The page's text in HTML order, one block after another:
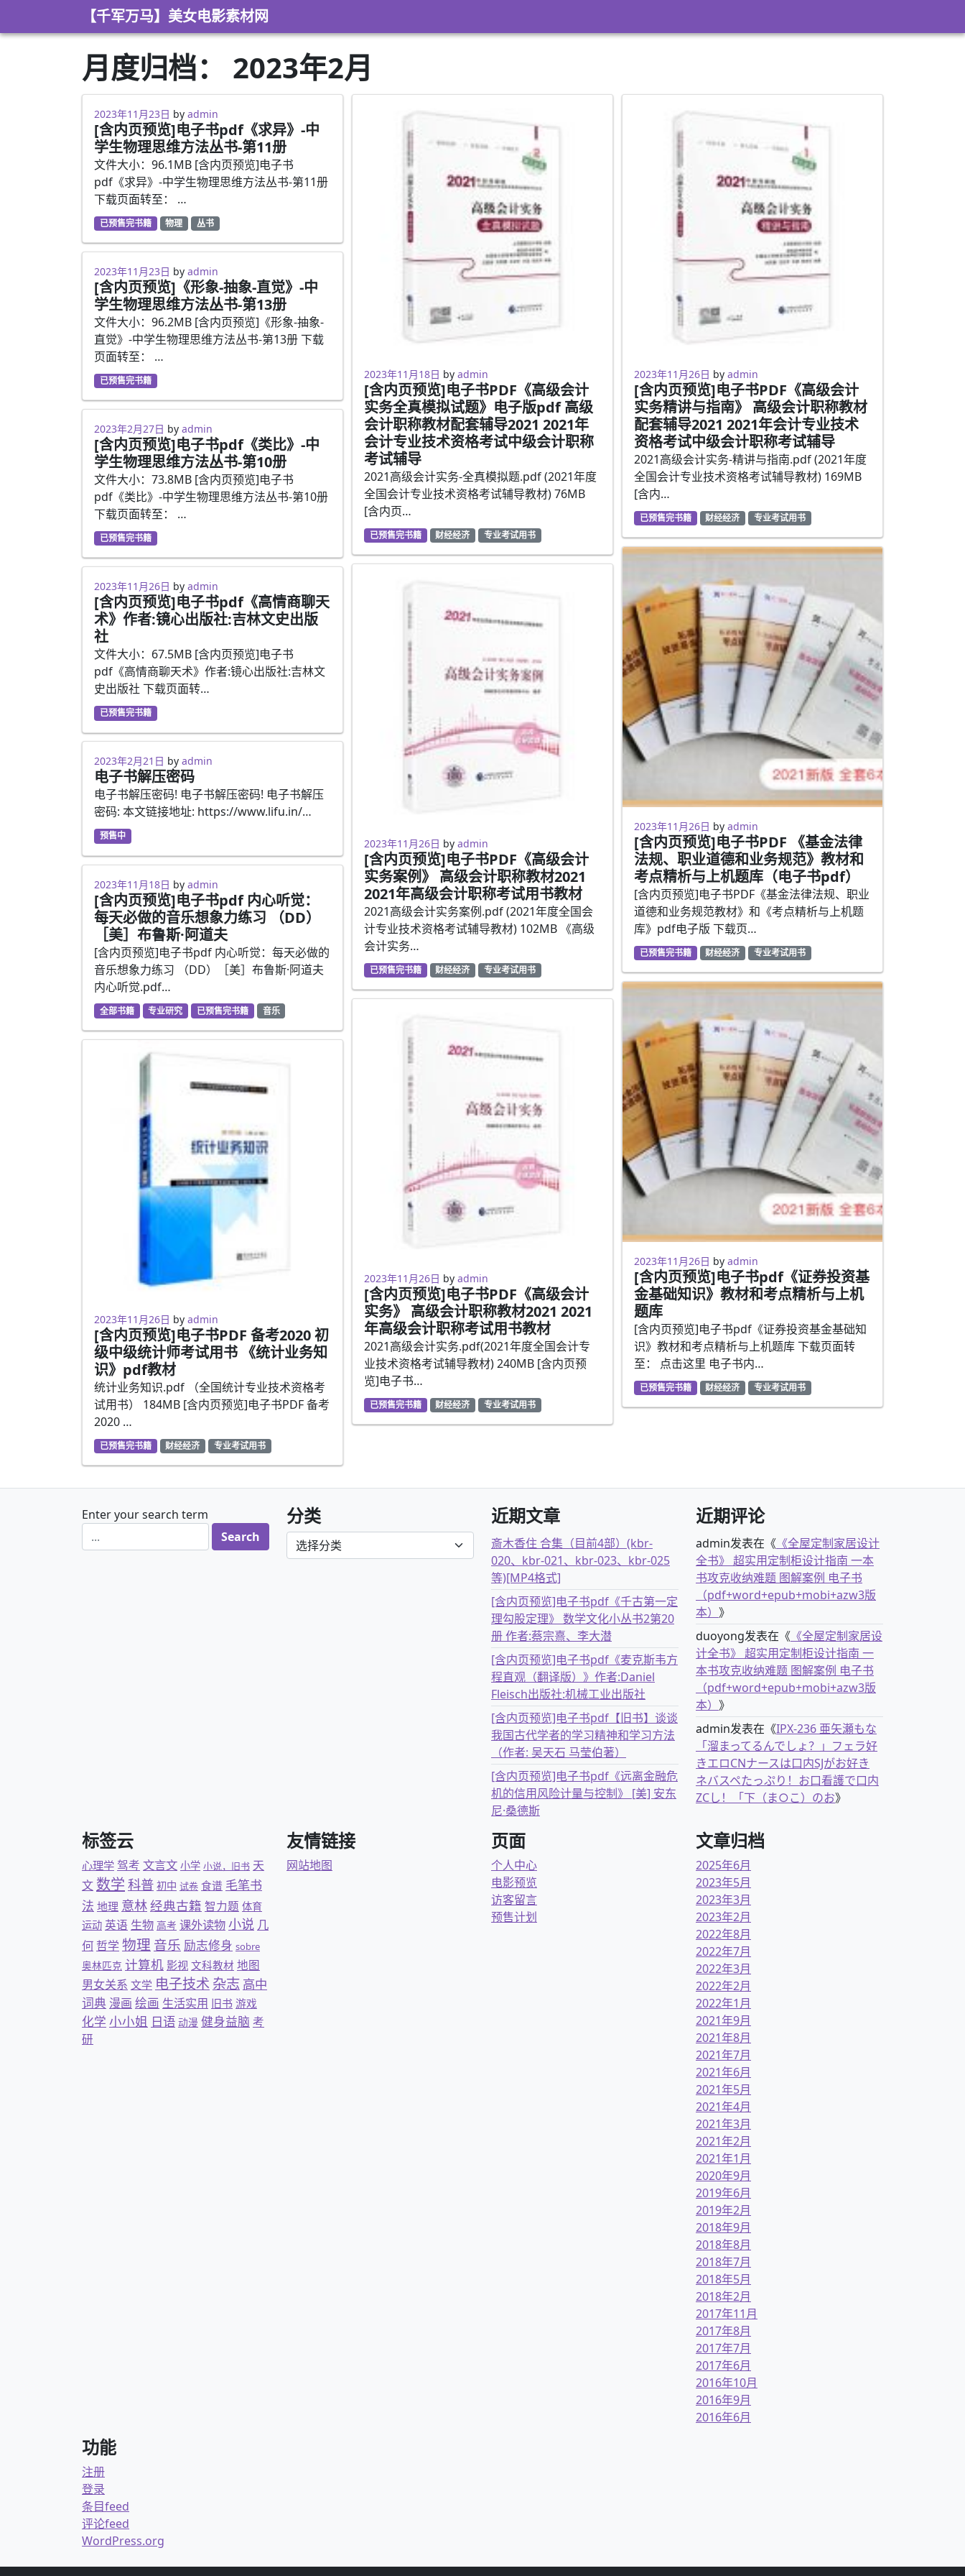
【千军万马】美女电影素材网
月度归档： 2023年2月
2023年2月27日
2023年11月23日 by admin
[含内页预览]电子书pdf《求异》-中
学生物理思维方法丛书-第11册
文件大小：96.1MB [含内页预览]电子书
pdf《求异》-中学生物理思维方法丛书-第11册
下载页面转至： …
已预售完书籍 物理 丛书
2023年2月27日
2023年11月23日 by admin
[含内页预览]《形象-抽象-直觉》-中
学生物理思维方法丛书-第13册
文件大小：96.2MB [含内页预览]《形象-抽象-
直觉》-中学生物理思维方法丛书-第13册 下载
页面转至： …
已预售完书籍
2023年2月27日
2023年2月27日 by admin
[含内页预览]电子书pdf《类比》-中
学生物理思维方法丛书-第10册
文件大小：73.8MB [含内页预览]电子书
pdf《类比》-中学生物理思维方法丛书-第10册
下载页面转至： …
已预售完书籍
2023年2月27日
2023年11月26日 by admin
[含内页预览]电子书pdf《高情商聊天
术》作者:镜心出版社:吉林文史出版
社
文件大小：67.5MB [含内页预览]电子书
pdf《高情商聊天术》作者:镜心出版社:吉林文
史出版社 下载页面转…
已预售完书籍
2023年2月21日
2023年2月21日 by admin
电子书解压密码
电子书解压密码! 电子书解压密码! 电子书解压
密码: 本文链接地址: https://www.lifu.in/…
预售中
2023年2月13日
2023年11月18日 by admin
[含内页预览]电子书pdf 内心听觉：
每天必做的音乐想象力练习 （DD）
［美］布鲁斯·阿道夫
[含内页预览]电子书pdf 内心听觉：每天必做的
音乐想象力练习 （DD）［美］布鲁斯·阿道夫
内心听觉.pdf…
全部书籍 专业研究 已预售完书籍 音乐
2023年2月5日
2023年11月26日 by admin
[含内页预览]电子书PDF 备考2020 初
级中级统计师考试用书 《统计业务知
识》pdf教材
统计业务知识.pdf （全国统计专业技术资格考
试用书） 184MB [含内页预览]电子书PDF 备考
2020 …
已预售完书籍 财经经济 专业考试用书
2023年2月5日
2023年11月18日 by admin
[含内页预览]电子书PDF《高级会计
实务全真模拟试题》电子版pdf 高级
会计职称教材配套辅导2021 2021年
会计专业技术资格考试中级会计职称
考试辅导
2021高级会计实务-全真模拟题.pdf (2021年度
全国会计专业技术资格考试辅导教材) 76MB
[含内页…
已预售完书籍 财经经济 专业考试用书
2023年2月5日
2023年11月26日 by admin
[含内页预览]电子书PDF《高级会计
实务案例》 高级会计职称教材2021
2021年高级会计职称考试用书教材
2021高级会计实务案例.pdf (2021年度全国会
计专业技术资格考试辅导教材) 102MB 《高级
会计实务…
已预售完书籍 财经经济 专业考试用书
2023年2月5日
2023年11月26日 by admin
[含内页预览]电子书PDF《高级会计
实务》 高级会计职称教材2021 2021
年高级会计职称考试用书教材
2021高级会计实务.pdf(2021年度全国会计专
业技术资格考试辅导教材) 240MB [含内页预
览]电子书…
已预售完书籍 财经经济 专业考试用书
2023年2月5日
2023年11月26日 by admin
[含内页预览]电子书PDF《高级会计
实务精讲与指南》 高级会计职称教材
配套辅导2021 2021年会计专业技术
资格考试中级会计职称考试辅导
2021高级会计实务-精讲与指南.pdf (2021年度
全国会计专业技术资格考试辅导教材) 169MB
[含内…
已预售完书籍 财经经济 专业考试用书
2023年2月5日
2023年11月26日 by admin
[含内页预览]电子书PDF 《基金法律
法规、职业道德和业务规范》教材和
考点精析与上机题库（电子书pdf）
[含内页预览]电子书PDF《基金法律法规、职业
道德和业务规范教材》和《考点精析与上机题
库》pdf电子版 下载页…
已预售完书籍 财经经济 专业考试用书
2023年2月5日
2023年11月26日 by admin
[含内页预览]电子书pdf《证券投资基
金基础知识》教材和考点精析与上机
题库
[含内页预览]电子书pdf《证券投资基金基础知
识》教材和考点精析与上机题库 下载页面转
至： 点击这里 电子书内…
已预售完书籍 财经经济 专业考试用书
Enter your search term 分类
分类
近期文章
斎木香住 合集（目前4部）(kbr-
020、kbr-021、kbr-023、kbr-025
等)[MP4格式]
[含内页预览]电子书pdf《千古第一定
理勾股定理》 数学文化小丛书2第20
册 作者:蔡宗熹、李大潜
[含内页预览]电子书pdf《麦克斯韦方
程直观（翻译版）》作者:Daniel
Fleisch出版社:机械工业出版社
[含内页预览]电子书pdf【旧书】谈谈
我国古代学者的学习精神和学习方法
（作者: 吴天石 马莹伯著）
[含内页预览]电子书pdf《远离金融危
机的信用风险计量与控制》 [美] 安东
尼·桑德斯
近期评论
admin发表在《 《全屋定制家居设计
全书》 超实用定制柜设计指南 一本
书攻克收纳难题 图解案例 电子书
（pdf+word+epub+mobi+azw3版
本） 》
duoyong发表在《 《全屋定制家居设
计全书》 超实用定制柜设计指南 一
本书攻克收纳难题 图解案例 电子书
（pdf+word+epub+mobi+azw3版
本） 》
admin发表在《IPX-236 亜矢瀬もな
「溜まってるんでしょ？」フェラ好
きエロCNナースは口内SJがお好き
ネバスペたっぷり！お口看護で口内
ZCし！「下（ま○こ）のお》
标签云
心理学 驾考 文言文 小学 小说，旧书 天
文 数学 科普 初中 试卷 食谱 毛笔书
法 地理 意林经典古籍 智力题 体育
运动 英语 生物 高考 课外读物小说 几
何 哲学 物理 音乐 励志修身 sobre
奥林匹克 计算机 影视 文科教材 地图
男女关系 文学 电子技术 杂志 高中
词典 漫画 绘画 生活实用 旧书 游戏
化学 小小姐 日语 动漫 健身益脑 考
研
友情链接
网站地图
页面
个人中心
电影预览
访客留言
预售计划
文章归档
2025年6月
2023年5月
2023年3月
2023年2月
2022年8月
2022年7月
2022年3月
2022年2月
2022年1月
2021年9月
2021年8月
2021年7月
2021年6月
2021年5月
2021年4月
2021年3月
2021年2月
2021年1月
2020年9月
2019年6月
2019年2月
2018年9月
2018年8月
2018年7月
2018年5月
2018年2月
2017年11月
2017年8月
2017年7月
2017年6月
2016年10月
2016年9月
2016年6月
功能
注册
登录
条目feed
评论feed
WordPress.org